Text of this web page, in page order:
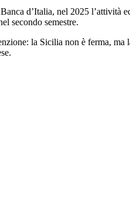
d’Italia, nel 2025
secondo semestre.
la Sicilia non è ferma,